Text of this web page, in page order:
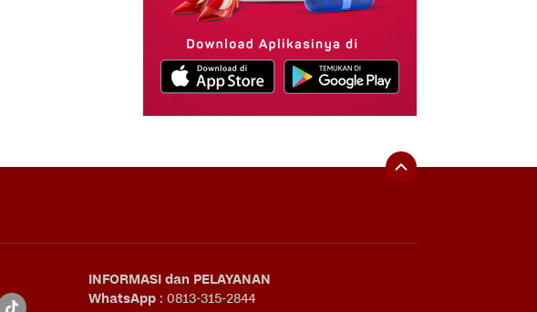
INFORMASI dan PELAYANAN
WhatsApp : 0813-315-2844